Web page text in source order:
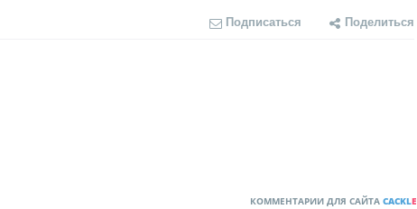
Подписаться Поделиться
КОММЕНТАРИИ ДЛЯ САЙТА CACKLE